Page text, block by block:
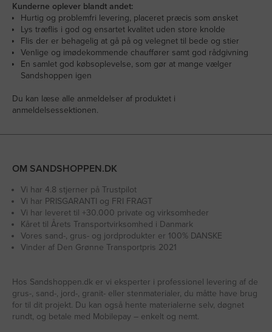
Kunderne oplever blandt andet:
Hurtig og problemfri levering, placeret præcis som ønsket
Lys træflis i god og ensartet kvalitet uden store knolde
Flis der er behagelig at gå på og velegnet til bede og stier
Venlige og imødekommende chauffører samt god rådgivning
En samlet god købsoplevelse, som gør at mange vælger
Sandshoppen igen
Du kan læse alle anmeldelser af produktet i
anmeldelsessektionen.
OM SANDSHOPPEN.DK
Vi har 4.8 stjerner på Trustpilot
Vi har PRISGARANTI og FRI FRAGT
Vi har leveret til +30.000 private og virksomheder
Kåret til Årets Transportvirksomhed i Danmark
Vores sand-, grus- og jordprodukter er 100% DANSKE
Vinder af Den Grønne Transportpris 2021
Hos Sandshoppen.dk er vi eksperter i professionel levering af de
grus-, sand-, jord-, granit- eller stenmaterialer, du måtte have brug
for til dit projekt. Du kan også hente materialerne selv, døgnet
rundt, og betale med Mobilepay – enkelt og nemt.